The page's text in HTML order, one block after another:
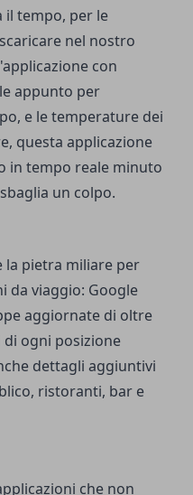
il tempo, per le
nel nostro
con
appunto per
e le temperature dei
questa applicazione
in tempo reale minuto
un colpo.
la pietra miliare per
da viaggio: Google
aggiornate di oltre
di ogni posizione
dettagli aggiuntivi
ristoranti, bar e
che non